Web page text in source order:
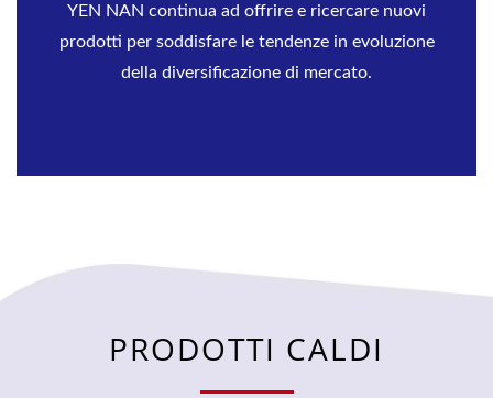
YEN NAN continua ad offrire e ricercare nuovi
prodotti per soddisfare le tendenze in evoluzione
della diversificazione di mercato.
PRODOTTI CALDI